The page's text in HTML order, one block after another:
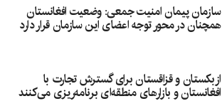
سازمان پیمان امنیت جمعی: وضعیت افغانستان
همچنان در محور توجه اعضای این سازمان قرار دارد
ازبکستان و قزاقستان برای گسترش تجارت با
افغانستان و بازارهای منطقه‌ای برنامه‌ریزی می‌کنند